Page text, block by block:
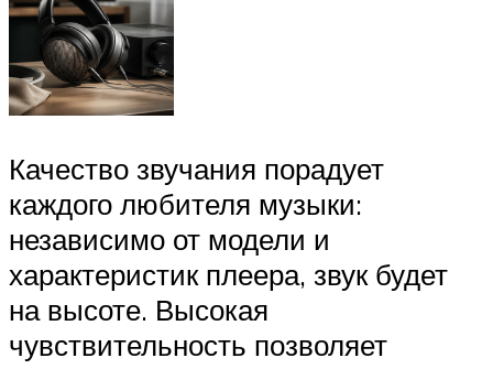
Качество звучания порадует
каждого любителя музыки:
независимо от модели и
характеристик плеера, звук будет
на высоте. Высокая
чувствительность позволяет